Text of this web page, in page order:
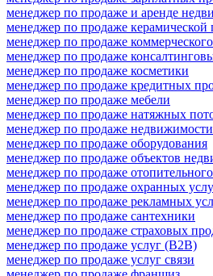
менеджер по продаже и аренде
менеджер по продаже керамической
менеджер по продаже
менеджер по продаже
менеджер по продаже косметики
менеджер по продаже кредитных
менеджер по продаже мебели
менеджер по продаже натяжных
менеджер по продаже
менеджер по продаже оборудования
менеджер по продаже объектов
менеджер по продаже
менеджер по продаже охранных
менеджер по продаже рекламных
менеджер по продаже сантехники
менеджер по продаже страховых
менеджер по продаже услуг (B2B)
менеджер по продаже услуг связи